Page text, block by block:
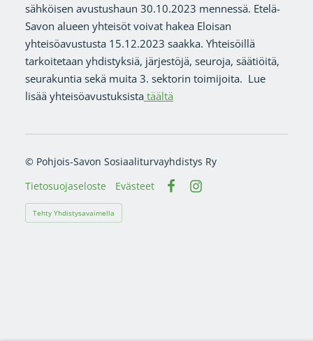
sähköisen avustushaun 30.10.2023 mennessä. Etelä-
Savon alueen yhteisöt voivat hakea Eloisan
yhteisöavustusta 15.12.2023 saakka. Yhteisöillä
tarkoitetaan yhdistyksiä, järjestöjä, seuroja, säätiöitä,
seurakuntia sekä muita 3. sektorin toimijoita. Lue
lisää yhteisöavustuksistatäältä
© Pohjois-Savon Sosiaaliturvayhdistys Ry
Tietosuojaseloste
Evästeet
FacebookInstagram
Tehty Yhdistysavaimella